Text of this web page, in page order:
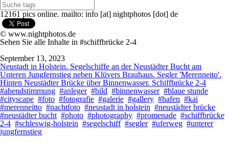
12161 pics online. mailto: info [at] nightphotos [dot] de
© www.nightphotos.de
Sehen Sie alle Inhalte in #schiffbrücke 2-4
September 13, 2023
Neustadt in Holstein. Segelschiffe an der Neustädter Bucht am
Unteren Jungfernstieg neben Klüvers Brauhaus. Segler 'Merenneito'.
Hinten Neustädter Brücke über Binnenwasser. Schiffbrücke 2-4
#abendstimmung #anleger #bild #binnenwasser #blaue stunde
#cityscape #foto #fotografie #galerie #gallery #hafen #kai
#merenneitto #nachtfoto #neustadt in holstein #neustädter brücke
#neustädter bucht #photo #photography #promenade #schiffbrücke
2-4 #schleswig-holstein #segelschiff #segler #uferweg #unterer
jungfernstieg